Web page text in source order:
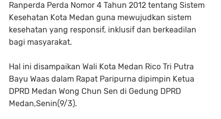
Ranperda Perda Nomor 4 Tahun 2012 tentang Sistem
Kesehatan Kota Medan guna mewujudkan sistem
kesehatan yang responsif, inklusif dan berkeadilan
bagi masyarakat.
Hal ini disampaikan Wali Kota Medan Rico Tri Putra
Bayu Waas dalam Rapat Paripurna dipimpin Ketua
DPRD Medan Wong Chun Sen di Gedung DPRD
Medan,Senin(9/3).